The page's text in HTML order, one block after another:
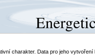
charakter. Data pro jeho